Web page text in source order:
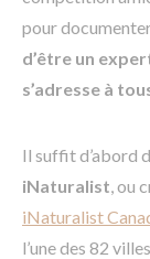
pour
d’être un
s’adresse à
Il suffit d’abord
iNaturalist, ou
iNaturalist
l’une des 82